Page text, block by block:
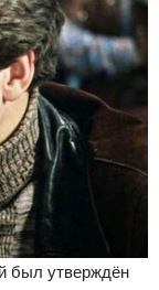
был утверждён